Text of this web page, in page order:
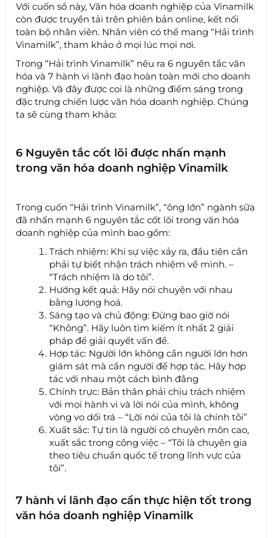
Với cuốn sổ này, Văn hóa doanh nghiệp của Vinamilk
còn được truyền tải trên phiên bản online, kết nối
toàn bộ nhân viên. Nhân viên có thể mang “Hải trình
Vinamilk”, tham khảo ở mọi lúc mọi nơi.
Trong “Hải trình Vinamilk” nêu ra 6 nguyên tắc văn
hóa và 7 hành vi lãnh đạo hoàn toàn mới cho doanh
nghiệp. Và đây được coi là những điểm sáng trong
đặc trưng chiến lược văn hóa doanh nghiệp. Chúng
ta sẽ cùng tham khảo:
6 Nguyên tắc cốt lõi được nhấn mạnh
trong văn hóa doanh nghiệp Vinamilk
Trong cuốn “Hải trình Vinamilk”, “ông lớn” ngành sữa
đã nhấn mạnh 6 nguyên tắc cốt lõi trong văn hóa
doanh nghiệp của mình bao gồm:
Trách nhiệm: Khi sự việc xảy ra, đầu tiên cần
phải tự biết nhận trách nhiệm về mình. –
“Trách nhiệm là do tôi”.
Hướng kết quả: Hãy nói chuyện với nhau
bằng lượng hoá.
Sáng tạo và chủ động: Đừng bao giờ nói
“Không”. Hãy luôn tìm kiếm ít nhất 2 giải
pháp để giải quyết vấn đề.
Hợp tác: Người lớn không cần người lớn hơn
giám sát mà cần người để hợp tác. Hãy hợp
tác với nhau một cách bình đẳng
Chính trực: Bản thân phải chịu trách nhiệm
với mọi hành vi và lời nói của mình, không
vòng vo dối trá – “Lời nói của tôi là chính tôi”
Xuất sắc: Tự tin là người có chuyên môn cao,
xuất sắc trong công việc – “Tôi là chuyên gia
theo tiêu chuẩn quốc tế trong lĩnh vực của
tôi”.
7 hành vi lãnh đạo cần thực hiện tốt trong
văn hóa doanh nghiệp Vinamilk